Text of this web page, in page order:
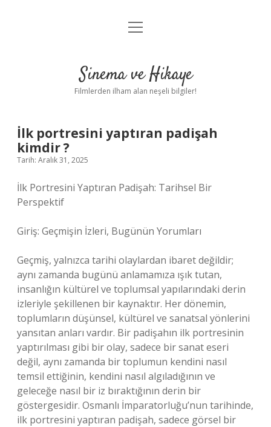
Gizlilik Politikası
Yasal Uyarı
menüyü
Sinema ve Hikaye
Filmlerden ilham alan neşeli bilgiler!
İlk portresini yaptıran padişah
kimdir ?
Tarih: Aralık 31, 2025
İlk Portresini Yaptıran Padişah: Tarihsel Bir
Perspektif
Giriş: Geçmişin İzleri, Bugünün Yorumları
Geçmiş, yalnızca tarihi olaylardan ibaret değildir;
aynı zamanda bugünü anlamamıza ışık tutan,
insanlığın kültürel ve toplumsal yapılarındaki derin
izleriyle şekillenen bir kaynaktır. Her dönemin,
toplumların düşünsel, kültürel ve sanatsal yönlerini
yansıtan anları vardır. Bir padişahın ilk portresinin
yaptırılması gibi bir olay, sadece bir sanat eseri
değil, aynı zamanda bir toplumun kendini nasıl
temsil ettiğinin, kendini nasıl algıladığının ve
geleceğe nasıl bir iz bıraktığının derin bir
göstergesidir. Osmanlı İmparatorluğu’nun tarihinde,
ilk portresini yaptıran padişah, sadece görsel bir